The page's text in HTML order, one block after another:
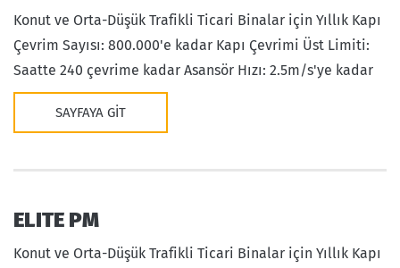
Konut ve Orta-Düşük Trafikli Ticari Binalar için Yıllık Kapı
Çevrim Sayısı: 800.000'e kadar Kapı Çevrimi Üst Limiti:
Saatte 240 çevrime kadar Asansör Hızı: 2.5m/s'ye kadar
SAYFAYA GIT
ELITE PM
Konut ve Orta-Düşük Trafikli Ticari Binalar için Yıllık Kapı